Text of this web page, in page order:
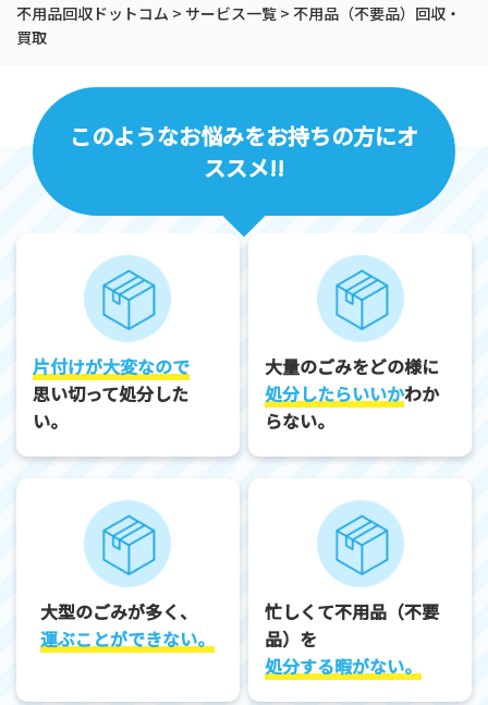
不用品回収ドットコム > サービス一覧 > 不用品（不要品）回収・
買取
このようなお悩みをお持ちの方にオ
ススメ!!
片付けが大変なので
思い切って処分した
い。
大量のごみをどの様に
処分したらいいかわか
らない。
大型のごみが多く、
運ぶことができない。
忙しくて不用品（不要
品）を
処分する暇がない。